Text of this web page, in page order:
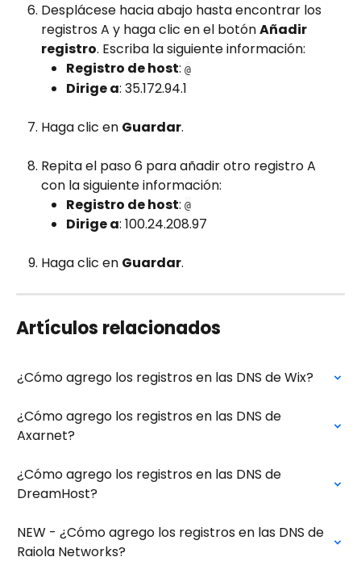
Desplácese hacia abajo hasta encontrar los
registros A y haga clic en el botón Añadir
registro. Escriba la siguiente información:
Registro de host: @
Dirige a: 35.172.94.1
Haga clic en Guardar.
Repita el paso 6 para añadir otro registro A
con la siguiente información:
Registro de host: @
Dirige a: 100.24.208.97
Haga clic en Guardar.
Artículos relacionados
¿Cómo agrego los registros en las DNS de Wix?
¿Cómo agrego los registros en las DNS de
Axarnet?
¿Cómo agrego los registros en las DNS de
DreamHost?
NEW - ¿Cómo agrego los registros en las DNS de
Raiola Networks?